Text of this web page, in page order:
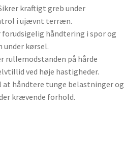
kraftigt greb under
i ujævnt terræn.
forudsigelig håndtering i spor og
kørsel.
rullemodstanden på hårde
ved høje hastigheder.
håndtere tunge belastninger og
krævende forhold.